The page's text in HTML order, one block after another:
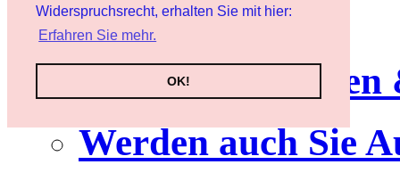
Widerspruchsrecht, erhalten Sie mit hier:
Erfahren Sie mehr.
OK!
Service
Werden auch Sie